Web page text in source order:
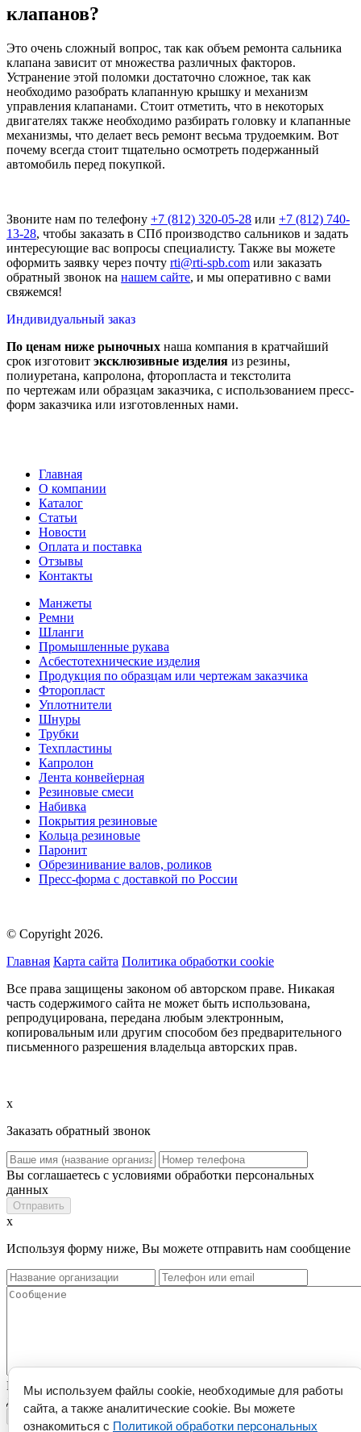
клапанов?
Это очень сложный вопрос, так как объем ремонта сальника
клапана зависит от множества различных факторов.
Устранение этой поломки достаточно сложное, так как
необходимо разобрать клапанную крышку и механизм
управления клапанами. Стоит отметить, что в некоторых
двигателях также необходимо разбирать головку и клапанные
механизмы, что делает весь ремонт весьма трудоемким. Вот
почему всегда стоит тщательно осмотреть подержанный
автомобиль перед покупкой.
Звоните нам по телефону +7 (812) 320-05-28 или +7 (812) 740-
13-28, чтобы заказать в СПб производство сальников и задать
интересующие вас вопросы специалисту. Также вы можете
оформить заявку через почту rti@rti-spb.com или заказать
обратный звонок на нашем сайте, и мы оперативно с вами
свяжемся!
Индивидуальный заказ
По ценам ниже рыночных наша компания в кратчайший
срок изготовит эксклюзивные изделия из резины,
полиуретана, капролона, фторопласта и текстолита
по чертежам или образцам заказчика, с использованием пресс-
форм заказчика или изготовленных нами.
Главная
О компании
Каталог
Статьи
Новости
Оплата и поставка
Отзывы
Контакты
Манжеты
Ремни
Шланги
Промышленные рукава
Асбестотехнические изделия
Продукция по образцам или чертежам заказчика
Фторопласт
Уплотнители
Шнуры
Трубки
Техпластины
Капролон
Лента конвейерная
Резиновые смеси
Набивка
Покрытия резиновые
Кольца резиновые
Паронит
Обрезинивание валов, роликов
Пресс-форма с доставкой по России
© Copyright 2026.
Главная Карта сайта Политика обработки cookie
Все права защищены законом об авторском праве. Никакая
часть содержимого сайта не может быть использована,
репродуцирована, передана любым электронным,
копировальным или другим способом без предварительного
письменного разрешения владельца авторских прав.
Мы используем файлы cookie, необходимые для работы
сайта, а также аналитические cookie. Вы можете
ознакомиться с Политикой обработки персональных
x
Заказать обратный звонок
Вы соглашаетесь с условиями обработки персональных
данных
x
Используя форму ниже, Вы можете отправить нам сообщение
Вы соглашаетесь с условиями обработки персональных
данных